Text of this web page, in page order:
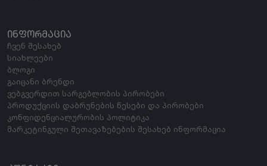
ᲘᲜᲤᲝᲠᲛᲐᲪᲘᲐ
ჩვენ შესახებ
სიახლეები
ბლოგი
გაიცანი ბრენდი
ვებგვერდით სარგებლობის პირობები
პროდუქციის დაბრუნების წესები და პირობები
კონფიდენციალურობის პოლიტიკა
მარკეტინგული შეთავაზებების შესახებ ინფორმაცია